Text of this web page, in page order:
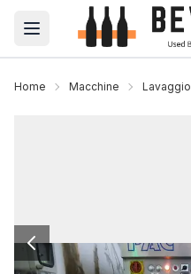
Open main menu
Home Macchine Lavaggio